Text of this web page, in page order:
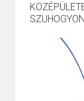
SZUHOGYON